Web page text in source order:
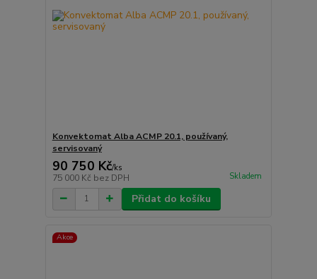
Konvektomat Alba ACMP 20.1, používaný,
servisovaný
90 750 Kč/ks
75 000 Kč bez DPH Skladem
Přidat do košíku
Akce